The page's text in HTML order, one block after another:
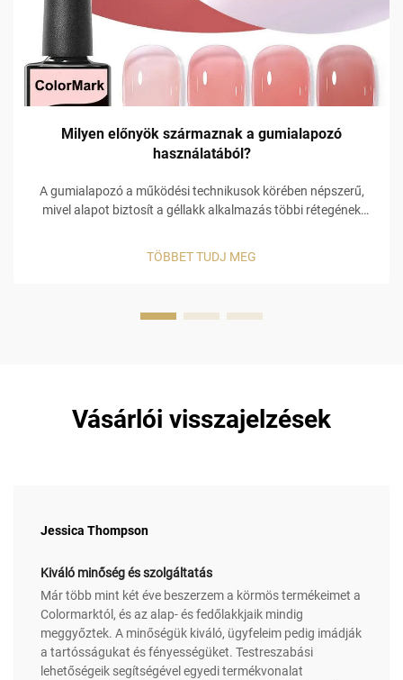
Milyen előnyök származnak a gumialapozó
használatából?
A gumialapozó a működési technikusok körében népszerű,
mivel alapot biztosít a géllakk alkalmazás többi rétegének
hanem funkcionálisabb alkalmazást tesz lehetővé, amely
TÖBBET TUDJ MEG
Vásárlói visszajelzések
Jessica Thompson
Kiváló minőség és szolgáltatás
Már több mint két éve beszerzem a körmös termékeimet a
Colormarktól, és az alap- és fedőlakkjaik mindig
meggyőztek. A minőségük kiváló, ügyfeleim pedig imádják
a tartósságukat és fényességüket. Testreszabási
lehetőségeik segítségével egyedi termékvonalat